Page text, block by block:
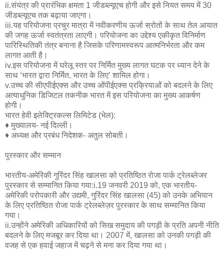
ii.संयंत्र की प्रारंभिक क्षमता 1 जीडब्ल्यूएच होगी और इसे नियत समय में 30
जीडब्ल्यूएच तक बढ़ाया जाएगा।
iii.यह परियोजना प्रचुर मात्रा में नवीकरणीय ऊर्जा स्रोतों के साथ तेल आयात
की जगह ऊर्जा स्वतंत्रता लाएगी। परियोजना का उद्देश्य एकीकृत विनिर्माण
पारिस्थितिकी तंत्र बनाना है जिसके परिणामस्वरूप आत्मनिर्भरता और कम
लागत आती है।
iv.इस परियोजना में घरेलू स्तर पर निर्मित मुख्य लागत घटक पर ध्यान देने के
साथ ‘भारत द्वारा निर्मित, भारत के लिए’ शामिल होगा।
v.उच्च की सीएपीईएक्स और उच्च ओंपीईएक्स प्रक्रियाओं को बदलने के लिए
अत्याधुनिक डिजिटल तकनीक भारत में इस परियोजना का मुख्य आकर्षण
होगी।
भारत हेवी इलेक्ट्रिकल्स लिमिटेड (भेल):
♦ मुख्यालय- नई दिल्ली।
♦ अध्यक्ष और प्रबंध निदेशक- अतुल सोबती।
पुरस्कार और सम्मान
भारतीय-अमेरिकी गुरिंदर सिंह खालसा को प्रतिष्ठित रोजा पार्क ट्रेलब्लेजर
पुरस्कार से सम्मानित किया गया:i.19 जनवरी 2019 को, एक भारतीय-
अमेरिकी परोपकारी और उद्यमी, गुरिंदर सिंह खालसा (45) को उनके अभियान
के लिए प्रतिष्ठित रोजा पार्क ट्रेलब्लेज़र पुरस्कार के साथ सम्मानित किया
गया।
ii.उन्होंने अमेरिकी अधिकारियों को सिख समुदाय की पगड़ी के प्रति अपनी नीति
बदलने के लिए मजबूर कर दिया था। 2007 में, खालसा को उनकी पगड़ी की
वजह से एक हवाई जहाज में चढ़ने से मना कर दिया गया था।